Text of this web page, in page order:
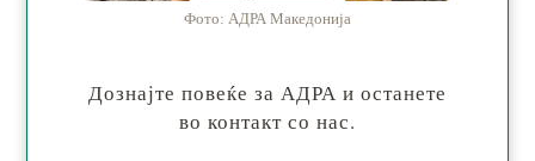
Фото: АДРА Македонија
Дознајте повеќе за АДРА и останете
во контакт со нас.